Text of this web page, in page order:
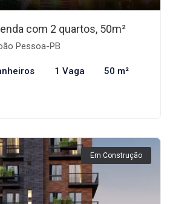
com 2 quartos, 50m²
Pessoa-PB
1 Vaga 50 m²
Em Construção